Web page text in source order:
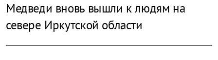
Медведи вновь вышли к людям на
севере Иркутской области